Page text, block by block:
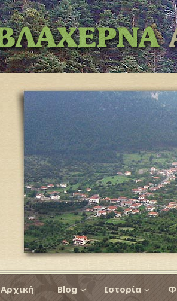
Αρχική Blog Ιστορία